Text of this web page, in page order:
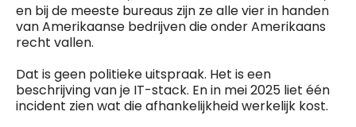
en bij de meeste bureaus zijn ze alle vier in handen
van Amerikaanse bedrijven die onder Amerikaans
recht vallen.
Dat is geen politieke uitspraak. Het is een
beschrijving van je IT-stack. En in mei 2025 liet één
incident zien wat die afhankelijkheid werkelijk kost.
0477 37 31 65
d.lemaire@mm.be
4 x year
MM Magazine
(digital)
Vragen ?